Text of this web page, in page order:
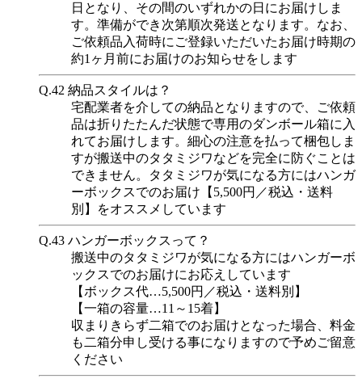
日となり、その間のいずれかの日にお届けしま
す。準備ができ次第順次発送となります。なお、
ご依頼品入荷時にご登録いただいたお届け時期の
約1ヶ月前にお届けのお知らせをします
Q.42 納品スタイルは？
宅配業者を介しての納品となりますので、ご依頼
品は折りたたんだ状態で専用のダンボール箱に入
れてお届けします。細心の注意を払って梱包しま
すが搬送中のタタミジワなどを完全に防ぐことは
できません。タタミジワが気になる方にはハンガ
ーボックスでのお届け【5,500円／税込・送料
別】をオススメしています
Q.43 ハンガーボックスって？
搬送中のタタミジワが気になる方にはハンガーボ
ックスでのお届けにお応えしています
【ボックス代…5,500円／税込・送料別】
【一箱の容量…11～15着】
収まりきらず二箱でのお届けとなった場合、料金
も二箱分申し受ける事になりますので予めご留意
ください